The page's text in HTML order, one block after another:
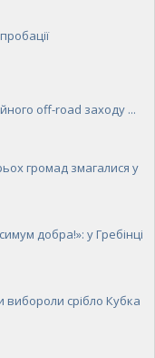
off-road заходу ...
громад змагалися у
добра!»: у Гребінці
вибороли срібло Кубка